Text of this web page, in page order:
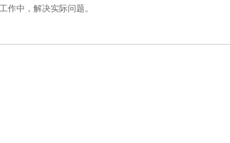
作中，解决实际问题。